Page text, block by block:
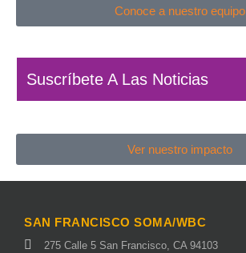
Conoce a nuestro equipo
Suscríbete A Las Noticias
Ver nuestro impacto
SAN FRANCISCO SOMA/WBC
275 Calle 5 San Francisco, CA 94103